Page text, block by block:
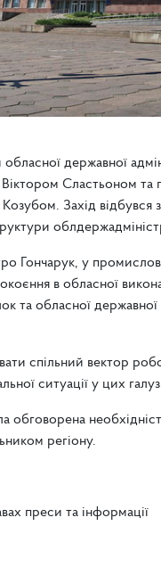
державної
Сластьоном та
Захід відбувся
Гончарук, у
в обласної
та обласної державної
спільний вектор
ситуації у цих
обговорена
регіону.
преси та інформації